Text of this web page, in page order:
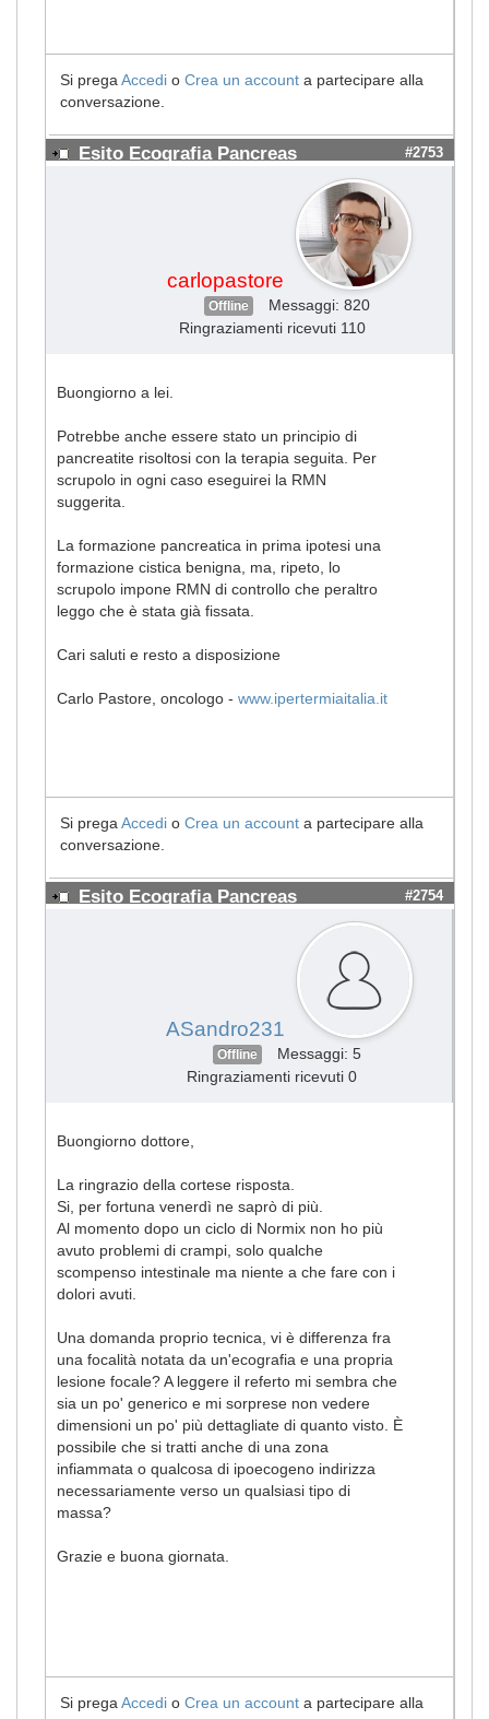
Si prega Accedi o Crea un account a partecipare alla
conversazione.
Esito Ecografia Pancreas #2753
carlopastore
Offline
Messaggi: 820
Ringraziamenti ricevuti 110
Buongiorno a lei.
Potrebbe anche essere stato un principio di
pancreatite risoltosi con la terapia seguita. Per
scrupolo in ogni caso eseguirei la RMN
suggerita.
La formazione pancreatica in prima ipotesi una
formazione cistica benigna, ma, ripeto, lo
scrupolo impone RMN di controllo che peraltro
leggo che è stata già fissata.
Cari saluti e resto a disposizione
Carlo Pastore, oncologo - www.ipertermiaitalia.it
Si prega Accedi o Crea un account a partecipare alla
conversazione.
Esito Ecografia Pancreas #2754
ASandro231
Offline
Messaggi: 5
Ringraziamenti ricevuti 0
Buongiorno dottore,
La ringrazio della cortese risposta.
Si, per fortuna venerdì ne saprò di più.
Al momento dopo un ciclo di Normix non ho più
avuto problemi di crampi, solo qualche
scompenso intestinale ma niente a che fare con i
dolori avuti.
Una domanda proprio tecnica, vi è differenza fra
una focalità notata da un'ecografia e una propria
lesione focale? A leggere il referto mi sembra che
sia un po' generico e mi sorprese non vedere
dimensioni un po' più dettagliate di quanto visto. È
possibile che si tratti anche di una zona
infiammata o qualcosa di ipoecogeno indirizza
necessariamente verso un qualsiasi tipo di
massa?
Grazie e buona giornata.
Si prega Accedi o Crea un account a partecipare alla